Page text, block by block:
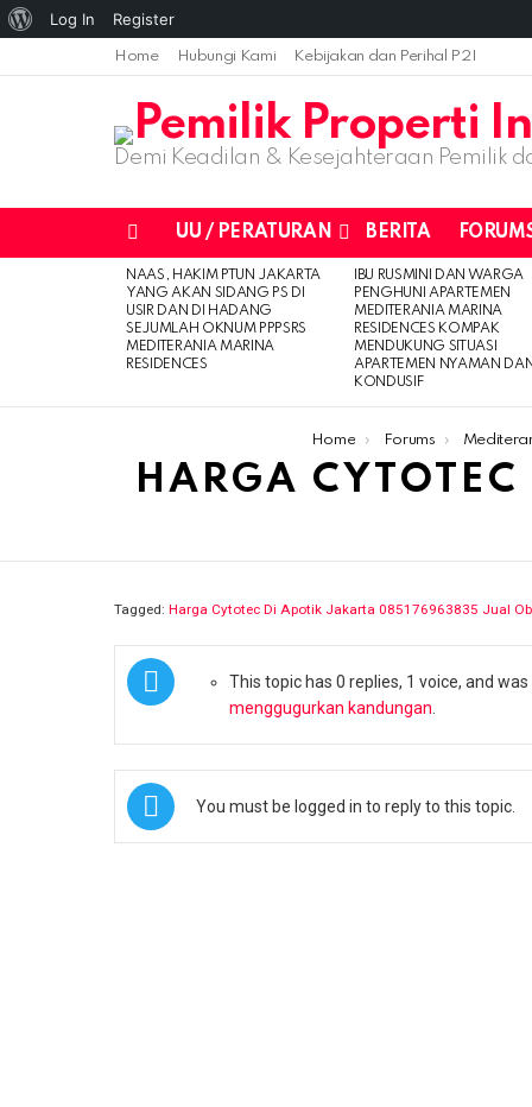
Home Hubungi Kami Kebijakan dan Perihal P2I
Demi Keadilan & Kesejahteraan Pemilik
UU / PERATURAN BERITA
LATEST
STORIES
NAAS, HAKIM PTUN JAKARTA
YANG AKAN SIDANG PS DI
USIR DAN DI HADANG
SEJUMLAH OKNUM PPPSRS
MEDITERANIA MARINA
RESIDENCES
IBU RUSMINI DAN WARGA
PENGHUNI APARTEMEN
MEDITERANIA MARINA
RESIDENCES KOMPAK
MENDUKUNG SITUASI
APARTEMEN NYAMAN DAN
KONDUSIF
Home Forums
HARGA
Tagged: Harga Cytotec Di Apotik Jakarta ​​085176963835 Jual
This topic has 0 replies, 1 voice, and
menggugurkan kandungan
You must be logged in to reply to this topic.
About
Log In Register